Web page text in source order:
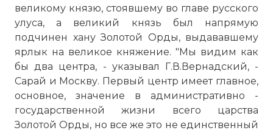
великому князю, стоявшему во главе русского
улуса, а великий князь был напрямую
подчинен хану Золотой Орды, выдававшему
ярлык на великое княжение. "Мы видим как
бы два центра, - указывал Г.В.Вернадский, -
Сарай и Москву. Первый центр имеет главное,
основное, значение в административно -
государственной жизни всего царства
Золотой Орды, но все же это не единственный